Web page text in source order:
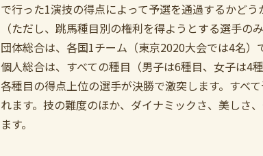
で行った1演技の得点によって予選を通過するかどう
（ただし、跳馬種目別の権利を得ようとする選手の
団体総合は、各国1チーム（東京2020大会では4名）
個人総合は、すべての種目（男子は6種目、女子は4
各種目の得点上位の選手が決勝で激突します。すべ
れます。技の難度のほか、ダイナミックさ、美しさ
ます。